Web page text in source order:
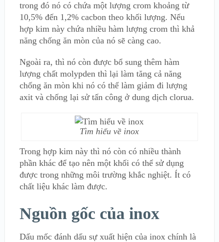
trong đó nó có chứa một lượng crom khoảng từ
10,5% đến 1,2% cacbon theo khối lượng. Nếu
hợp kim này chứa nhiều hàm lượng crom thì khả
năng chống ăn mòn của nó sẽ càng cao.
Ngoài ra, thì nó còn được bổ sung thêm hàm
lượng chất molypden thì lại làm tăng cả năng
chống ăn mòn khi nó có thể làm giảm đi lượng
axit và chống lại sử tấn công ở dung dịch clorua.
Tìm hiểu về inox
Trong hợp kim này thì nó còn có nhiều thành
phần khác để tạo nên một khối có thể sử dụng
được trong những môi trường khắc nghiệt. Ít có
chất liệu khác làm được.
Nguồn gốc của inox
Dấu mốc đánh dấu sự xuất hiện của inox chính là